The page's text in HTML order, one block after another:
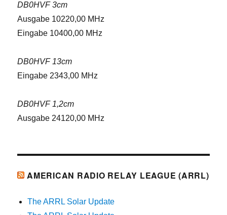
DB0HVF 3cm
Ausgabe 10220,00 MHz
Eingabe 10400,00 MHz
DB0HVF 13cm
Eingabe 2343,00 MHz
DB0HVF 1,2cm
Ausgabe 24120,00 MHz
AMERICAN RADIO RELAY LEAGUE (ARRL)
The ARRL Solar Update